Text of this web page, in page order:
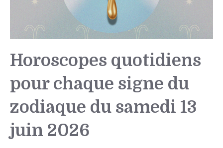
Horoscopes quotidiens
pour chaque signe du
zodiaque du samedi 13
juin 2026